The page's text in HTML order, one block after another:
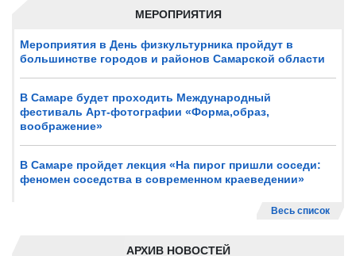
МЕРОПРИЯТИЯ
Мероприятия в День физкультурника пройдут в
большинстве городов и районов Самарской области
В Самаре будет проходить Международный
фестиваль Арт-фотографии «Форма,образ,
воображение»
В Самаре пройдет лекция «На пирог пришли соседи:
феномен соседства в современном краеведении»
Весь список
АРХИВ НОВОСТЕЙ